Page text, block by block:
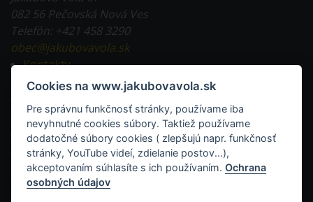
082 56 Pečovská Nová Ves
Telefón: +421 458 3290
obec@jakubovavola.sk
Kontakty
Tlačivá na stiahnutie
Evidencia obyvateľstva a doklady
Miestne dane a poplatky
Stavebná činnosť v obci a tlačivá
RSS
Cookies na www.jakubovavola.sk
Pre správnu funkčnosť stránky, používame iba
nevyhnutné cookies súbory. Taktiež používame
dodatočné súbory cookies ( zlepšujú napr. funkčnosť
stránky, YouTube videí, zdielanie postov...),
akceptovaním súhlasíte s ich používaním.Ochrana
osobných údajov